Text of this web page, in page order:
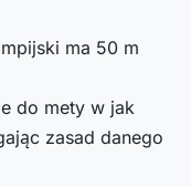
ma 50 m
do mety w jak
zasad danego